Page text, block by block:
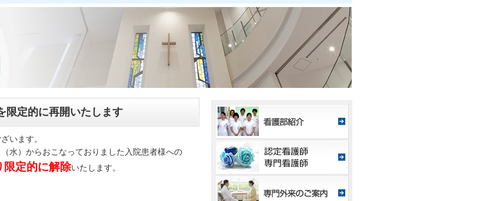
限定的に再開いたします
います。
水）からおこなっておりました入院患者様への
限定的に解除いたします。